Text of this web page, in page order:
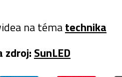
na tématechnika
zdroj: SunLED